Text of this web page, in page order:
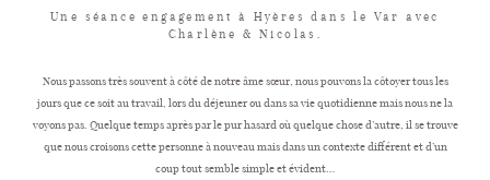
TARIFS
JOURNAL
VOTRE REPORTAGE
Une séance engagement à Hyères dans le Var avec
Charlène & Nicolas.
Nous passons très souvent à côté de notre âme sœur, nous pouvons la côtoyer tous les
jours que ce soit au travail, lors du déjeuner ou dans sa vie quotidienne mais nous ne la
voyons pas. Quelque temps après par le pur hasard où quelque chose d’autre, il se trouve
que nous croisons cette personne à nouveau mais dans un contexte différent et d’un
coup tout semble simple et évident…